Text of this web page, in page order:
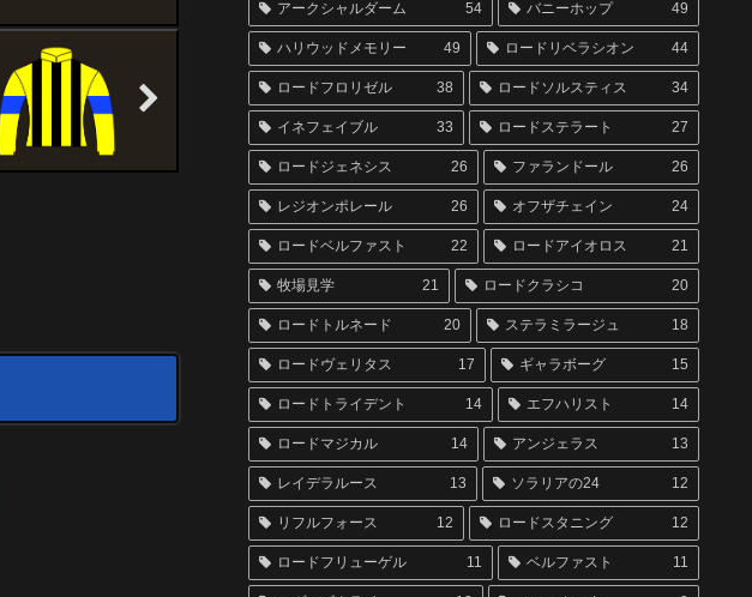
アークシャルダーム 54 バニーホップ 49
ハリウッドメモリー 49 ロードリベラシオン 44
ロードフロリゼル 38 ロードソルスティス 34
イネフェイブル 33 ロードステラート 27
ロードジェネシス 26 ファランドール 26
レジオンポレール 26 オフザチェイン 24
ロードベルファスト 22 ロードアイオロス 21
牧場見学 21 ロードクラシコ 20
ロードトルネード 20 ステラミラージュ 18
ロードヴェリタス 17 ギャラボーグ 15
ロードトライデント 14 エフハリスト 14
ロードマジカル 14 アンジェラス 13
レイデラルース 13 ソラリアの24 12
リフルフォース 12 ロードスタニング 12
ロードフリューゲル 11 ベルファスト 11